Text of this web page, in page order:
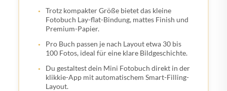
Trotz kompakter Größe bietet das kleine
Fotobuch Lay-flat-Bindung, mattes Finish und
Premium-Papier.
Pro Buch passen je nach Layout etwa 30 bis
100 Fotos, ideal für eine klare Bildgeschichte.
Du gestaltest dein Mini Fotobuch direkt in der
klikkie-App mit automatischem Smart-Filling-
Layout.